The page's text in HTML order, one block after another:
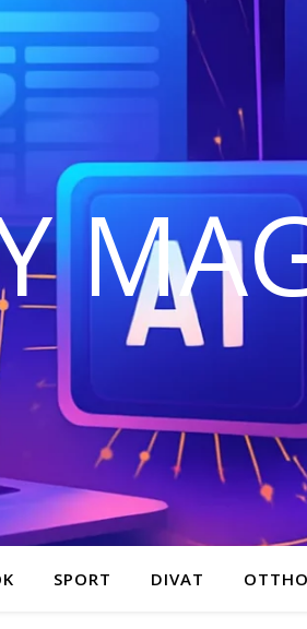
SPORT DIVAT